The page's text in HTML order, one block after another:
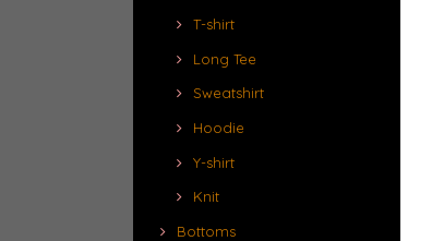
T-shirt
Long Tee
Sweatshirt
Hoodie
Y-shirt
Knit
Bottoms